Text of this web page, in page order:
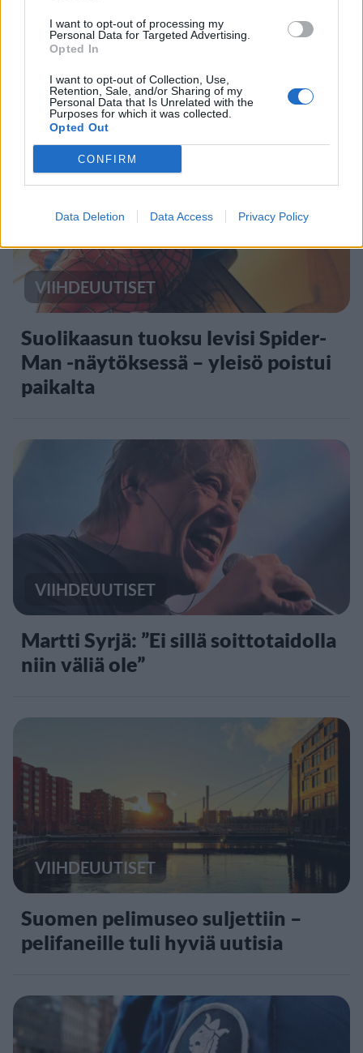
I want to opt-out of processing my
Personal Data for Targeted Advertising.
Opted In
I want to opt-out of Collection, Use,
Retention, Sale, and/or Sharing of my
Personal Data that Is Unrelated with the
Purposes for which it was collected.
Opted Out
CONFIRM
Data Deletion Data Access Privacy Policy
Kela voi leikata tukia
ulkomaanmatkan vuoksi
5
VIIHDEUUTISET
Suolikaasun tuoksu levisi Spider-
Man -näytöksessä – yleisö poistui
paikalta
VIIHDEUUTISET
Martti Syrjä: ”Ei sillä soittotaidolla
niin väliä ole”
VIIHDEUUTISET
Suomen pelimuseo suljettiin –
pelifaneille tuli hyviä uutisia